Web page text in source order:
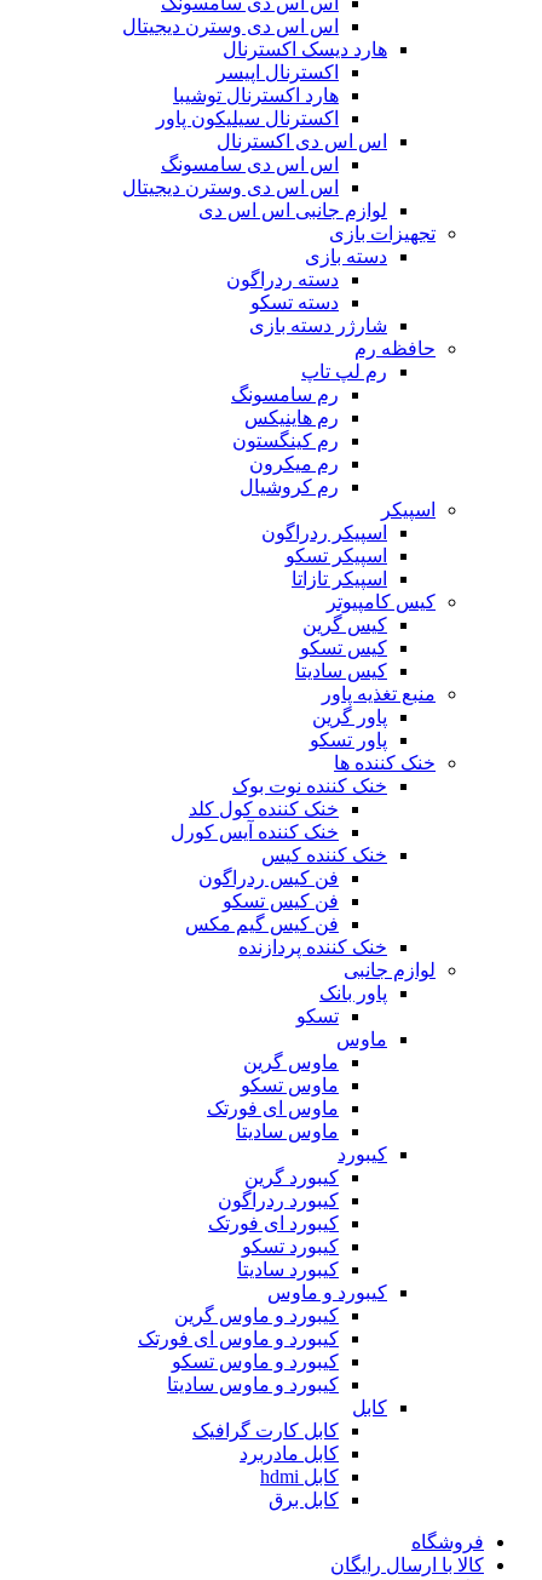
اس اس دی وسترن دیجیتال
هارد دیسک اکسترنال
اکسترنال اپیسر
هارد اکسترنال توشیبا
اکسترنال سیلیکون پاور
اس اس دی اکسترنال
اس اس دی سامسونگ
اس اس دی وسترن دیجیتال
لوازم جانبی اس اس دی
تجهیزات بازی
دسته بازی
دسته ردراگون
دسته تسکو
شارژر دسته بازی
حافظه رم
رم لپ تاپ
رم سامسونگ
رم هاینیکس
رم کینگستون
رم میکرون
رم کروشیال
اسپیکر
اسپیکر ردراگون
اسپیکر تسکو
اسپیکر تازاتا
کیس کامپیوتر
کیس گرین
کیس تسکو
کیس سادیتا
منبع تغذیه‌ پاور
پاور گرین
پاور تسکو
خنک کننده ها
خنک کننده نوت بوک
خنک کننده کول کلد
خنک کننده آیس کورل
خنک کننده کیس
فن کیس ردراگون
فن کیس تسکو
فن کیس گیم مکس
خنک کننده پردازنده
لوازم جانبی
پاور بانک
تسکو
ماوس
ماوس گرین
ماوس تسکو
ماوس ای فورتک
ماوس سادیتا
کیبورد
کیبورد گرین
کیبورد ردراگون
کیبورد ای فورتک
کیبورد تسکو
کیبورد سادیتا
کیبورد و ماوس
کیبورد و ماوس گرین
کیبورد و ماوس ای فورتک
کیبورد و ماوس تسکو
کیبورد و ماوس سادیتا
کابل
کابل کارت گرافیک
کابل مادربرد
کابل hdmi
کابل برق
فروشگاه
کالا با ارسال رایگان